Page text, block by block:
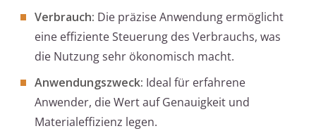
Verbrauch: Die präzise Anwendung ermöglicht
eine effiziente Steuerung des Verbrauchs, was
die Nutzung sehr ökonomisch macht.
Anwendungszweck: Ideal für erfahrene
Anwender, die Wert auf Genauigkeit und
Materialeffizienz legen.